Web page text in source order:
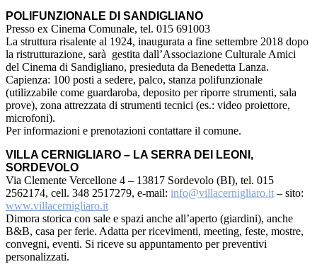
POLIFUNZIONALE DI SANDIGLIANO
Presso ex Cinema Comunale, tel. 015 691003
La struttura risalente al 1924, inaugurata a fine settembre 2018 dopo
la ristrutturazione, sarà gestita dall’Associazione Culturale Amici
del Cinema di Sandigliano, presieduta da Benedetta Lanza.
Capienza: 100 posti a sedere, palco, stanza polifunzionale
(utilizzabile come guardaroba, deposito per riporre strumenti, sala
prove), zona attrezzata di strumenti tecnici (es.: video proiettore,
microfoni).
Per informazioni e prenotazioni contattare il comune.
VILLA CERNIGLIARO – LA SERRA DEI LEONI,
SORDEVOLO
Via Clemente Vercellone 4 – 13817 Sordevolo (BI), tel. 015
2562174, cell. 348 2517279, e-mail: info@villacernigliaro.it – sito:
www.villacernigliaro.it
Dimora storica con sale e spazi anche all’aperto (giardini), anche
B&B, casa per ferie. Adatta per ricevimenti, meeting, feste, mostre,
convegni, eventi. Si riceve su appuntamento per preventivi
personalizzati.